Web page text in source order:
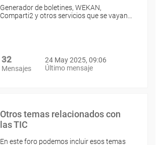
Generador de boletines, WEKAN,
Comparti2 y otros servicios que se vayan…
32
Mensajes
24 May 2025, 09:06
Último mensaje
Otros temas relacionados con
las TIC
En este foro podemos incluir esos temas